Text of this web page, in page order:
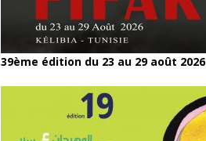
39ème édition du 23 au 29 août 2026